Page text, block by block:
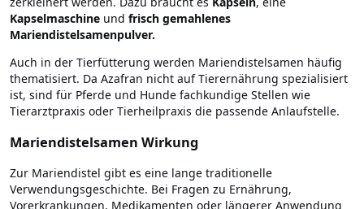
Kapselmaschine und frisch gemahlenes
Mariendistelsamenpulver.
Auch in der Tierfütterung werden Mariendistelsamen häufig
thematisiert. Da Azafran nicht auf Tierernährung spezialisiert
ist, sind für Pferde und Hunde fachkundige Stellen wie
Tierarztpraxis oder Tierheilpraxis die passende Anlaufstelle.
Mariendistelsamen Wirkung
Zur Mariendistel gibt es eine lange traditionelle
Verwendungsgeschichte. Bei Fragen zu Ernährung,
Vorerkrankungen, Medikamenten oder längerer Anwendung